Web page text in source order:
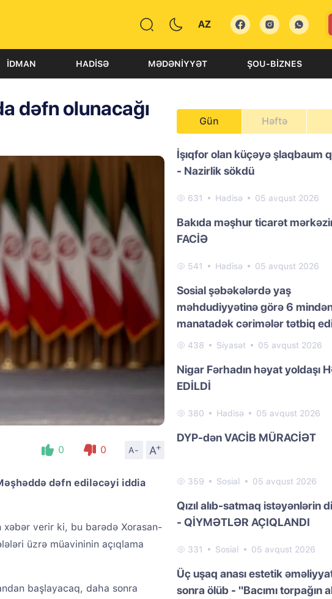
AZ
İDMAN HADISƏ MƏDƏNIYYƏT ŞOU-BIZNES
dəfn olunacağı
0 0 A- A
+
dəfn ediləcəyi iddia
xəbər verir ki, bu barədə Xorasan-
üzrə müavininin açıqlama
başlayacaq, daha sonra
Gün Həftə
İşıqfor olan küçəyə şlaqbaum
- Nazirlik sökdü
631 Hadisə 05 avqust 2026
Bakıda məşhur ticarət
FACİƏ
541 Hadisə 05 avqust 2026
Sosial şəbəkələrdə yaş
məhdudiyyətinə görə 6
manatadək cərimələr tətbiq
438 Siyasət 05 avqust 2026
Nigar Fərhadın həyat yoldaşı
EDİLDİ
380 Hadisə 05 avqust 2026
DYP-dən VACİB MÜRACİƏT
359 Sosial 05 avqust 2026
Qızıl alıb-satmaq istəyənlərin
- QİYMƏTLƏR AÇIQLANDI
331 Sosial 05 avqust 2026
Üç uşaq anası estetik
sonra ölüb - "Bacımı torpağın